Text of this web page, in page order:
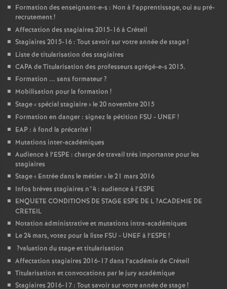
Formation des enseignant-e-s : Non à l’apprentissage, oui au pré-
recrutement!
Affectation des stagiaires 2015-16 à Créteil
Stagiaires 2015-16 : Tout savoir sur votre année de stage!
Liste de titularisation des stagiaires
CAPAde Titularisation des professeurs agrégé-e-s 2015.
Formation ... sans formateur?
Mobilisation pour la formation !
Stage «spécial stagiaire» le 20 novembre 2015
Formation en danger : signez la pétition FSU - UNEF!
EAP : à fond la précarité!
Mutations inter-académiques
Audience à l’ESPE : charge de travail très importante pour les
stagiaires
Stage « Entrée dans le métier» le 21 mars 2016
Infos brèves stagiaires n°4 : audience à l’ESPE
ENQUETE CONDITIONS DE STAGE ESPE DE L?ACADEMIE DE
CRETEIL
Notation administrative et mutations intra-académiques
Le 24 mars, votez pour la liste FSU - UNEFà l’ESPE !
?valuation du stage et titularisation
Affectation stagiaires 2016-17 dans l’académie de Créteil
Titularisation et convocations par le jury académique
Stagiaires 2016-17 : Tout savoir sur votre année de stage!